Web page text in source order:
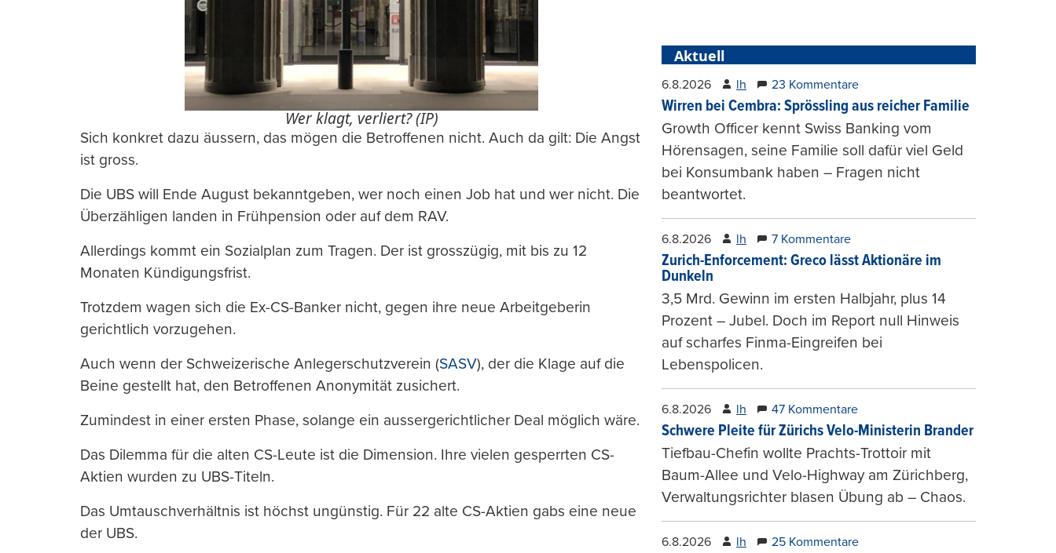
Wer klagt, verliert? (IP)
Sich konkret dazu äussern, das mögen die Betroffenen nicht. Auch da gilt: Die Angst
ist gross.
Die UBS will Ende August bekanntgeben, wer noch einen Job hat und wer nicht. Die
Überzähligen landen in Frühpension oder auf dem RAV.
Allerdings kommt ein Sozialplan zum Tragen. Der ist grosszügig, mit bis zu 12
Monaten Kündigungsfrist.
Trotzdem wagen sich die Ex-CS-Banker nicht, gegen ihre neue Arbeitgeberin
gerichtlich vorzugehen.
Auch wenn der Schweizerische Anlegerschutzverein (SASV), der die Klage auf die
Beine gestellt hat, den Betroffenen Anonymität zusichert.
Zumindest in einer ersten Phase, solange ein aussergerichtlicher Deal möglich wäre.
Das Dilemma für die alten CS-Leute ist die Dimension. Ihre vielen gesperrten CS-
Aktien wurden zu UBS-Titeln.
Das Umtauschverhältnis ist höchst ungünstig. Für 22 alte CS-Aktien gabs eine neue
der UBS.
Aktuell
6.8.2026 lh 23 Kommentare
Wirren bei Cembra: Sprössling aus reicher Familie
Growth Officer kennt Swiss Banking vom
Hörensagen, seine Familie soll dafür viel Geld
bei Konsumbank haben – Fragen nicht
beantwortet.
6.8.2026 lh 7 Kommentare
Zurich-Enforcement: Greco lässt Aktionäre im
Dunkeln
3,5 Mrd. Gewinn im ersten Halbjahr, plus 14
Prozent – Jubel. Doch im Report null Hinweis
auf scharfes Finma-Eingreifen bei
Lebenspolicen.
6.8.2026 lh 47 Kommentare
Schwere Pleite für Zürichs Velo-Ministerin Brander
Tiefbau-Chefin wollte Prachts-Trottoir mit
Baum-Allee und Velo-Highway am Zürichberg,
Verwaltungsrichter blasen Übung ab – Chaos.
6.8.2026 lh 25 Kommentare